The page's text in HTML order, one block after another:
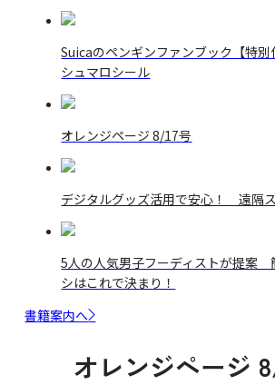
Suicaのペンギンファンブック【特
シュマロシール
オレンジページ 8/17号
デジタルグッズ活用で安心！ 遠隔
5人の人気男子フーディストが提案
シはこれで決まり！
書籍案内へ
オレンジページ